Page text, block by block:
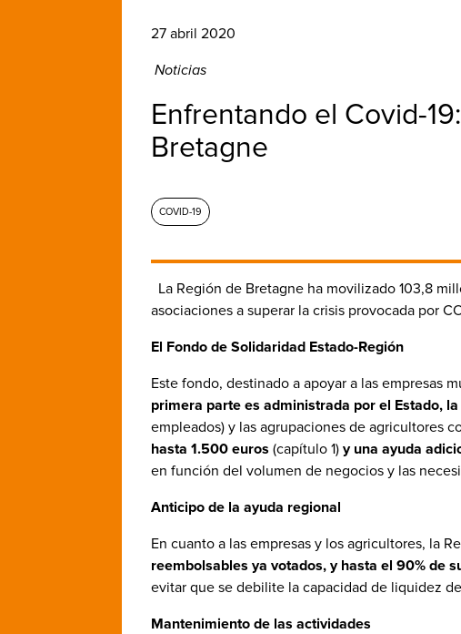
27 abril 2020
Noticias
Enfrentando el Covid-
Bretagne
COVID-19
La Región de Bretagne ha movilizado 103,8
asociaciones a superar la crisis provocada por
El Fondo de Solidaridad Estado-Región
Este fondo, destinado a apoyar a las empresas
primera parte es administrada por el Estado,
empleados) y las agrupaciones de agricultores
hasta 1.500 euros (capítulo 1) y una ayuda
en función del volumen de negocios y las
Anticipo de la ayuda regional
En cuanto a las empresas y los agricultores, la
reembolsables ya votados, y hasta el 90% de
evitar que se debilite la capacidad de liquidez
Mantenimiento de las actividades